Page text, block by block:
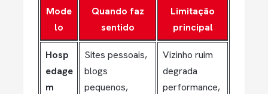
Mode
lo
Quando faz
sentido
Limitação
principal
Hosp
edage
m
Sites pessoais,
blogs
pequenos,
Vizinho ruim
degrada
performance,